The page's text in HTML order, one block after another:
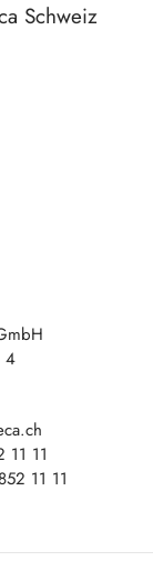
Schweiz
4
11 11
11 11